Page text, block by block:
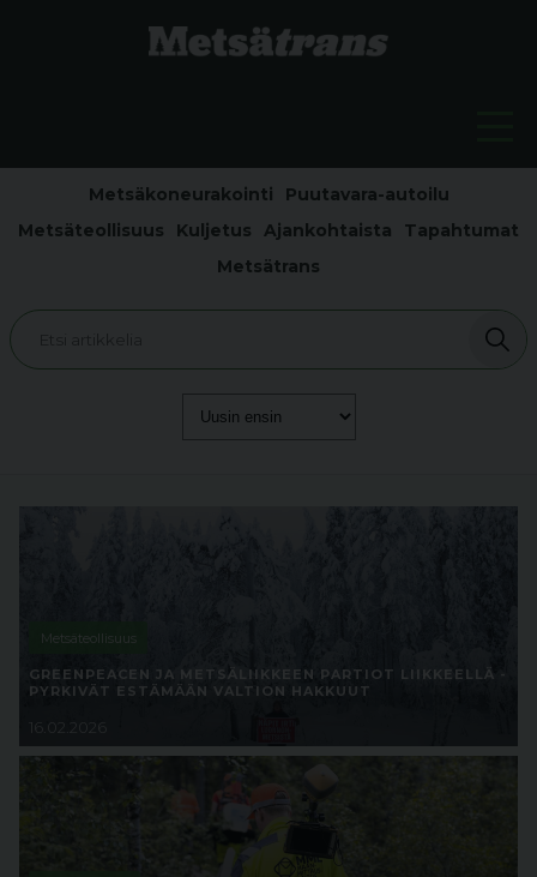
Metsäkoneurakointi
Puutavara-autoilu
Metsäteollisuus
Kuljetus Ajankohtaista
Tapahtumat
Metsätrans
Metsäteollisuus
GREENPEACEN JA METSÄLIIKKEEN PARTIOT LIIKKEELLÄ -
PYRKIVÄT ESTÄMÄÄN VALTION HAKKUUT
16.02.2026